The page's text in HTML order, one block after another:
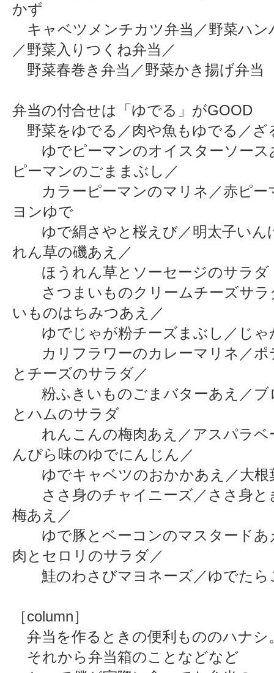
かず
キャベツメンチカツ弁当／野菜ハン
／野菜入りつくね弁当／
野菜春巻き弁当／野菜かき揚げ弁当
弁当の付合せは「ゆでる」がGOOD
野菜をゆでる／肉や魚もゆでる／ざ
ゆでピーマンのオイスターソース
ピーマンのごままぶし／
カラーピーマンのマリネ／赤ピー
ヨンゆで
ゆで絹さやと桜えび／明太子いん
れん草の磯あえ／
ほうれん草とソーセージのサラダ
さつまいものクリームチーズサラ
いものはちみつあえ／
ゆでじゃが粉チーズまぶし／じゃ
カリフラワーのカレーマリネ／ポ
とチーズのサラダ／
粉ふきいものごまバターあえ／ブ
とハムのサラダ
れんこんの梅肉あえ／アスパラベ
んぴら味のゆでにんじん／
ゆでキャベツのおかかあえ／大根
ささ身のチャイニーズ／ささ身と
梅あえ／
ゆで豚とベーコンのマスタードあ
肉とセロリのサラダ／
鮭のわさびマヨネーズ／ゆでたら
［column］
弁当を作るときの便利もののハナシ
それから弁当箱のことなどなど